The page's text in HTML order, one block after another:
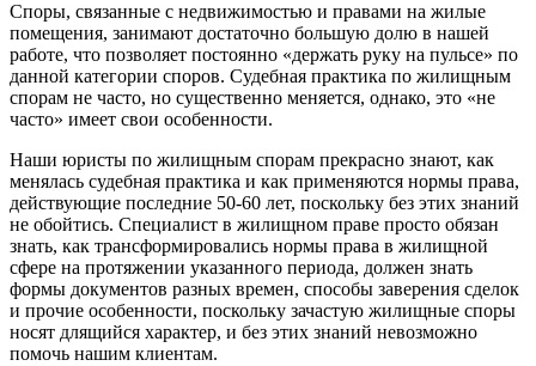
Споры, связанные с недвижимостью и правами на жилые
помещения, занимают достаточно большую долю в нашей
работе, что позволяет постоянно «держать руку на пульсе» по
данной категории споров. Судебная практика по жилищным
спорам не часто, но существенно меняется, однако, это «не
часто» имеет свои особенности.
Наши юристы по жилищным спорам прекрасно знают, как
менялась судебная практика и как применяются нормы права,
действующие последние 50-60 лет, поскольку без этих знаний
не обойтись. Специалист в жилищном праве просто обязан
знать, как трансформировались нормы права в жилищной
сфере на протяжении указанного периода, должен знать
формы документов разных времен, способы заверения сделок
и прочие особенности, поскольку зачастую жилищные споры
носят длящийся характер, и без этих знаний невозможно
помочь нашим клиентам.